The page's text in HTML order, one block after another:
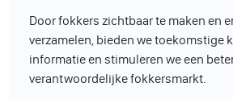
Door fokkers zichtbaar te maken en
verzamelen, bieden we toekomstige
informatie en stimuleren we een
verantwoordelijke fokkersmarkt.